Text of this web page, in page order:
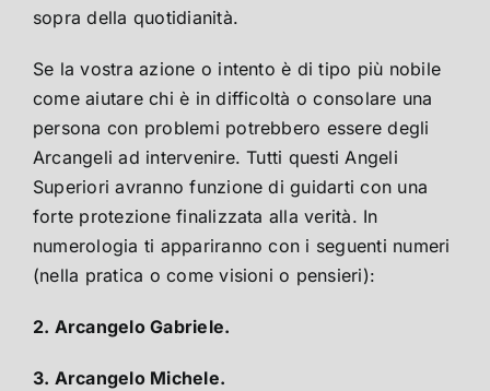
sopra della quotidianità.
Se la vostra azione o intento è di tipo più nobile
come aiutare chi è in difficoltà o consolare una
persona con problemi potrebbero essere degli
Arcangeli ad intervenire. Tutti questi Angeli
Superiori avranno funzione di guidarti con una
forte protezione finalizzata alla verità. In
numerologia ti appariranno con i seguenti numeri
(nella pratica o come visioni o pensieri):
2. Arcangelo Gabriele.
3. Arcangelo Michele.